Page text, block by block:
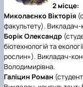
2 місце:
Миколаєнко Вікторія
факультету).
Борік Олександр
біотехнологій та
рослин»). Викладач-
Володимирівна.
Галіцин Роман